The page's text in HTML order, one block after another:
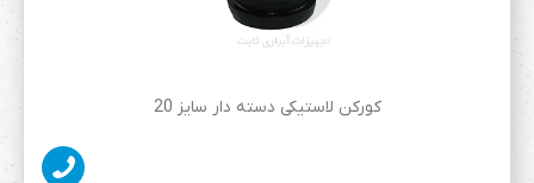
کورکن لاستیکی دسته دار سایز 20